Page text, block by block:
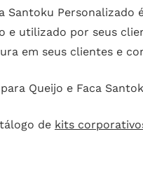
Santoku
e utilizado por seus
em seus clientes e
Queijo e Faca
de kits